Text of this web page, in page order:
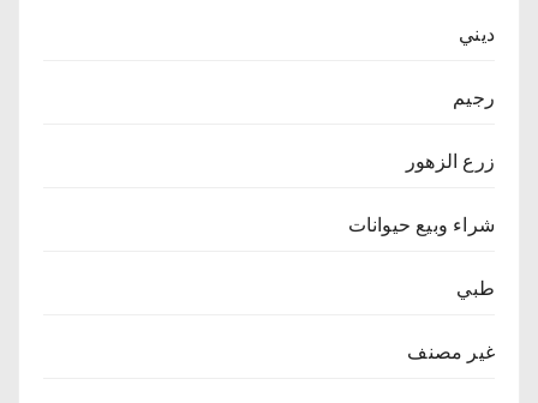
ديني
رجيم
زرع الزهور
شراء وبيع حيوانات
طبي
غير مصنف